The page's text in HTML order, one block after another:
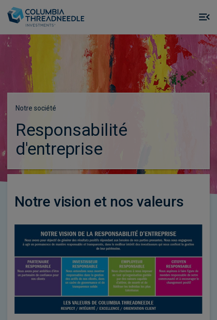
Notre société
Responsabilité
d'entreprise
Notre vision et nos valeurs